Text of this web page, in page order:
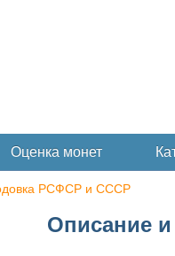
Оценка монет
РСФСР и СССР
Описание и